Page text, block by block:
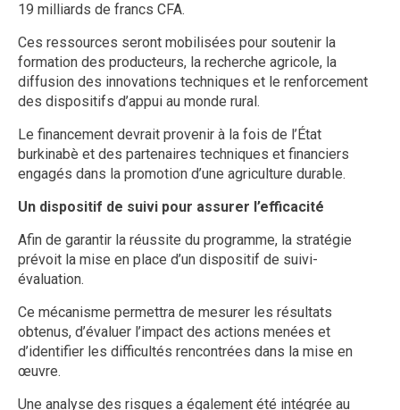
19 milliards de francs CFA.
Ces ressources seront mobilisées pour soutenir la
formation des producteurs, la recherche agricole, la
diffusion des innovations techniques et le renforcement
des dispositifs d’appui au monde rural.
Le financement devrait provenir à la fois de l’État
burkinabè et des partenaires techniques et financiers
engagés dans la promotion d’une agriculture durable.
Un dispositif de suivi pour assurer l’efficacité
Afin de garantir la réussite du programme, la stratégie
prévoit la mise en place d’un dispositif de suivi-
évaluation.
Ce mécanisme permettra de mesurer les résultats
obtenus, d’évaluer l’impact des actions menées et
d’identifier les difficultés rencontrées dans la mise en
œuvre.
Une analyse des risques a également été intégrée au